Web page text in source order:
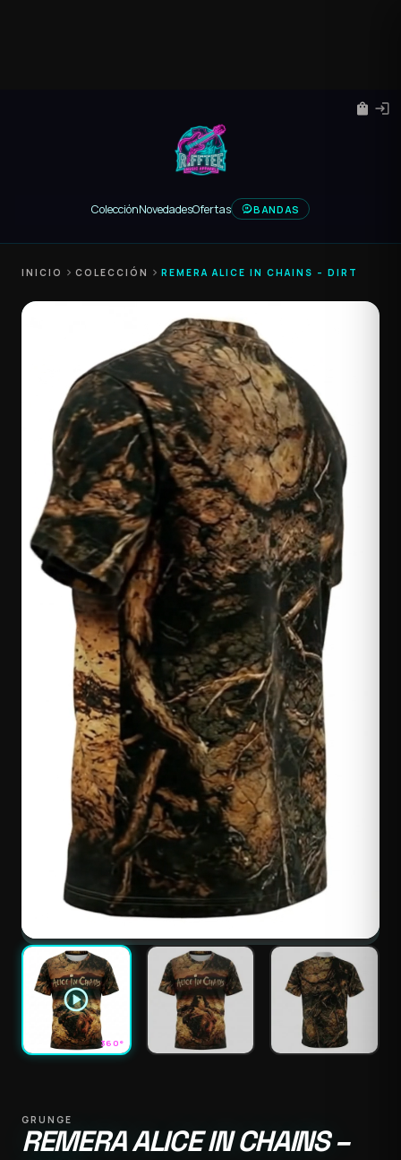
ColecciónNovedadesOfertas BANDAS
shopping_bag login
INICIO chevron_right COLECCIÓN chevron_right REMERA ALICE IN CHAINS – DIRT
play_circle
360°
GRUNGE
REMERA ALICE IN CHAINS –